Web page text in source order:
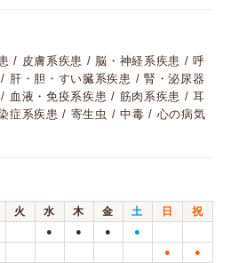
/ 皮膚系疾患 / 脳・神経系疾患 / 呼
肝・胆・すい臓系疾患 / 腎・泌尿器
血液・免疫系疾患 / 筋肉系疾患 / 耳
症系疾患 / 寄生虫 / 中毒 / 心の病気
火 水 木 金 土 日
祝
● ● ● ●
● ●